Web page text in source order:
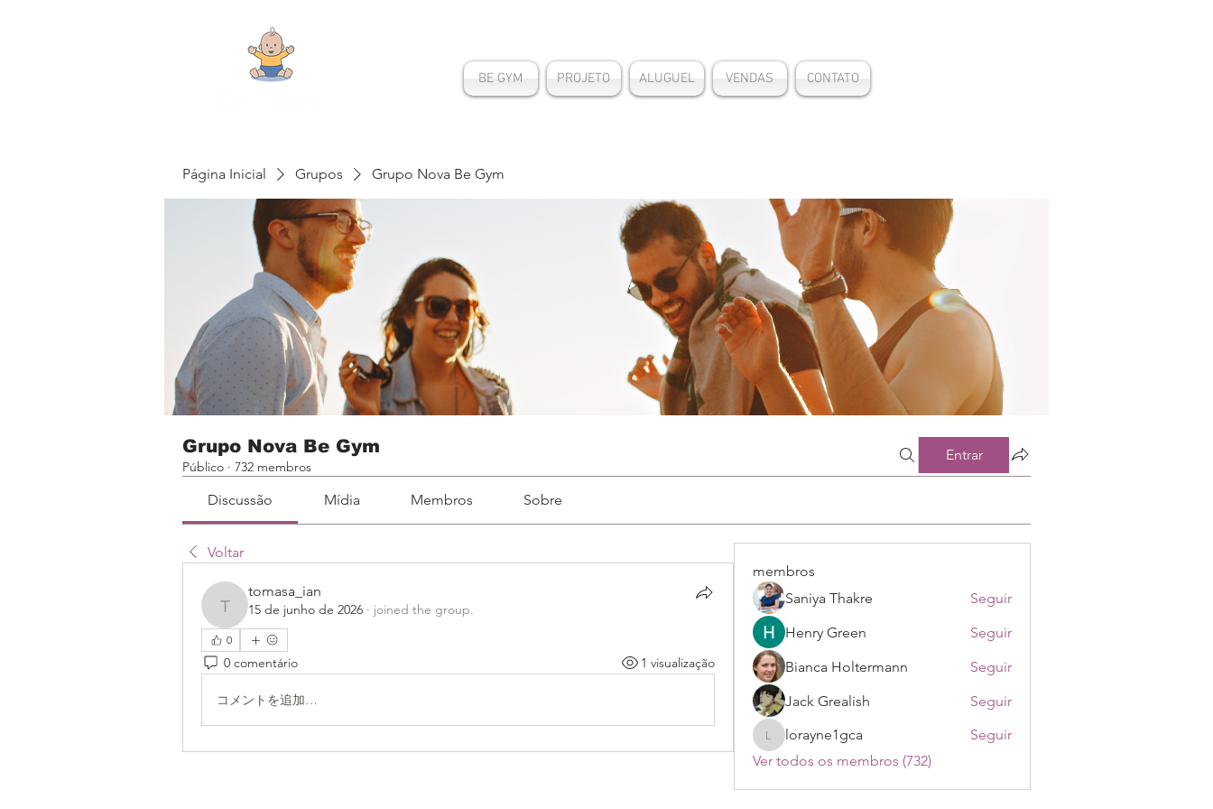
BE GYM PROJETO ALUGUEL VENDAS CONTATO
Página Inicial Grupos Grupo Nova Be Gym
Grupo Nova Be Gym
Público · 732 membros
Entrar
Discussão Mídia Membros Sobre
Voltar
tomasa_ian
tomasa_ian
15 de junho de 2026 · joined the group.
0
0 comentário 1 visualização
コメントを追加…
membros
Saniya Thakre
Seguir
Henry Green
Seguir
Bianca Holtermann
Seguir
Jack Grealish
Seguir
lorayne1gca
lorayne1gca
Seguir
Ver todos os membros (732)